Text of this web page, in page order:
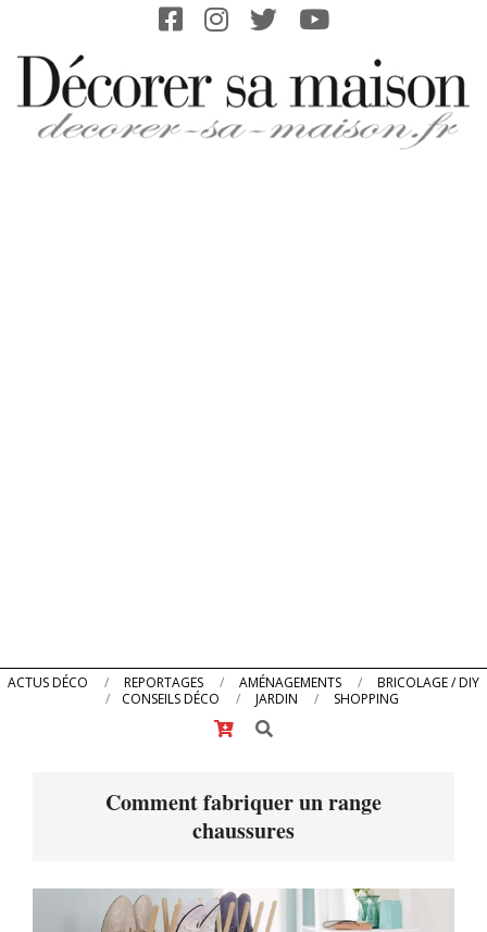
content
Primary
ACTUS DÉCO REPORTAGES AMÉNAGEMENTS
BRICOLAGE / DIY
CONSEILS DÉCO
JARDIN
SHOPPING
Search
Comment fabriquer un range
chaussures